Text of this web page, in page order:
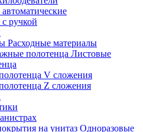
ручкой
Расходные материалы
Листовые
V сложения
Z сложения
Одноразовые